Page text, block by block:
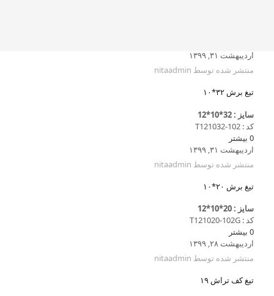
اردیبهشت ۳۱, ۱۳۹۹
منتشر شده توسط nitaadmin
تیغ برش ۳۲*۱۰
سایز : 32*10*12
کد : T121032-102
0 بیشتر
اردیبهشت ۳۱, ۱۳۹۹
منتشر شده توسط nitaadmin
تیغ برش ۲۰*۱۰
سایز : 20*10*12
کد : T121020-102G
0 بیشتر
اردیبهشت ۲۸, ۱۳۹۹
منتشر شده توسط nitaadmin
تیغ کف تراش ۱۹